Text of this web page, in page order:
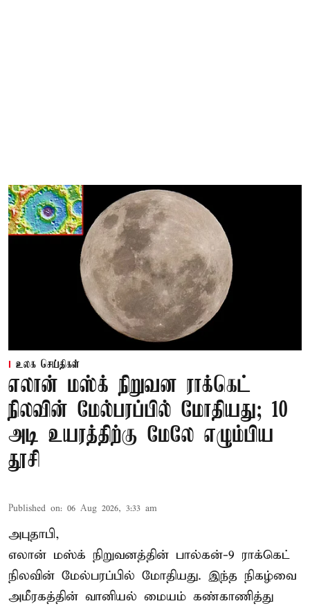
உலக செய்திகள்
எலான் மஸ்க் நிறுவன ராக்கெட்
நிலவின் மேல்பரப்பில் மோதியது; 10
அடி உயரத்திற்கு மேலே எழும்பிய
தூசி
Published on: 06 Aug 2026, 3:33 am
அபுதாபி,
எலான் மஸ்க் நிறுவனத்தின் பால்கன்-9 ராக்கெட்
நிலவின் மேல்பரப்பில் மோதியது. இந்த நிகழ்வை
அமீரகத்தின் வானியல் மையம் கண்காணித்து